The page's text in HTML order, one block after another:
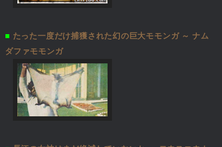
■ たった一度だけ捕獲された幻の巨大モモンガ ～ ナム
ダファモモンガ